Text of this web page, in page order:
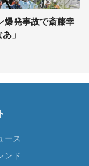
爆発事故で斎藤幸
」
ース
ンド